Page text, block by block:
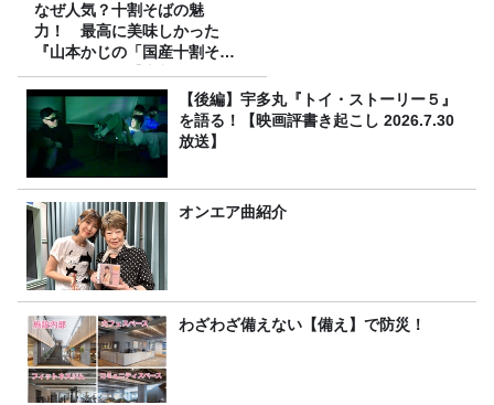
なぜ人気？十割そばの魅
力！ 最高に美味しかった
『山本かじの「国産十割そ
ば」』とは？【十割そば10種
食べ比べ】
【後編】宇多丸『トイ・ストーリー５』
を語る！【映画評書き起こし 2026.7.30
放送】
オンエア曲紹介
わざわざ備えない【備え】で防災！